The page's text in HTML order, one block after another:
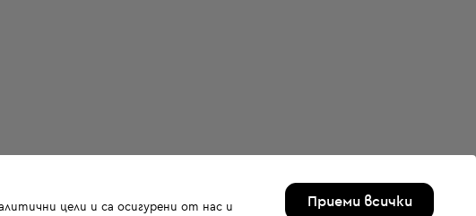
цели и са осигурени от нас и
Приеми всички